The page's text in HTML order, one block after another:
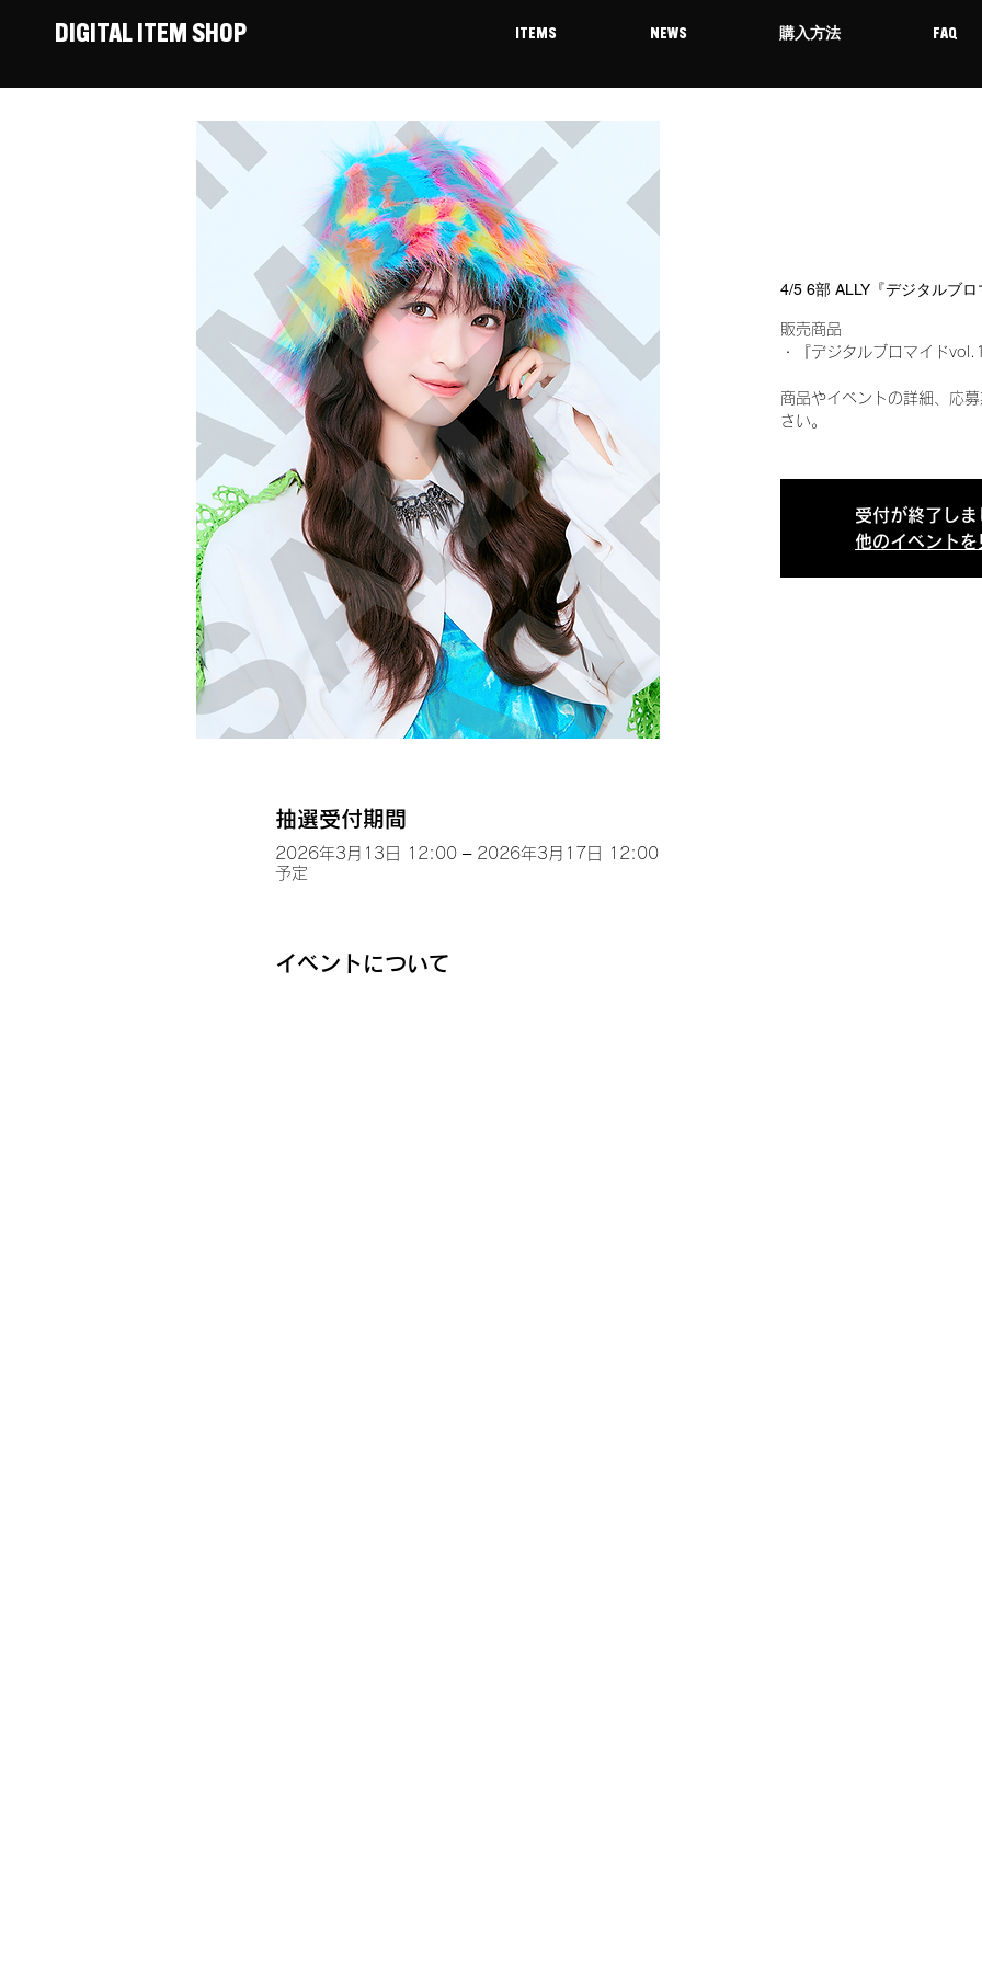
DIGITAL ITEM SHOP ITEMS NEWS 購入方法 FAQ
4/5 6部 ALLY『デジタルブ
販売商品
・『デジタルブロマイド
商品やイベントの詳細、応
さい。
受付が終了しま
他のイベントを
抽選受付期間
2026年3月13日 12:00 – 2026年3月17日 12:00
予定
イベントについて